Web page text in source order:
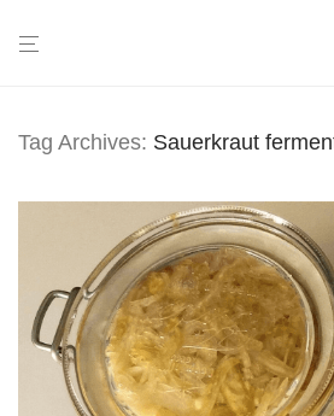
Tag Archives: Sauerkraut